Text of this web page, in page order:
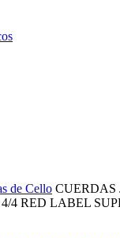
de Cello CUERDAS
4 RED LABEL